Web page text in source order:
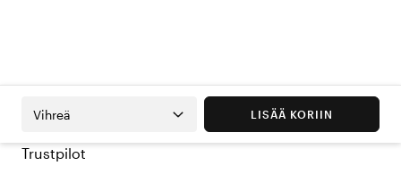
Vihreä LISÄÄ KORIIN
Trustpilot